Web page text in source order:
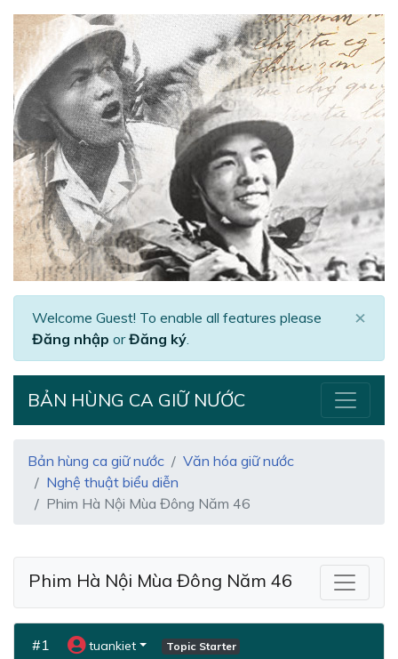
Welcome Guest! To enable all features please
Đăng nhập orĐăng ký.
×
BẢN HÙNG CA GIỮ NƯỚC
Bản hùng ca giữ nước
Văn hóa giữ nước
Nghệ thuật biểu diễn
Phim Hà Nội Mùa Đông Năm 46
Phim Hà Nội Mùa Đông Năm 46
#1 tuankiet Topic Starter